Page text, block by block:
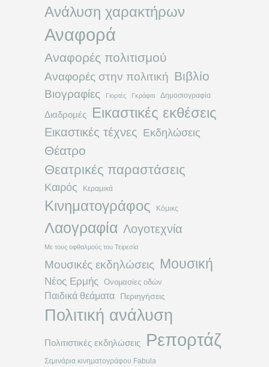
Ανάλυση χαρακτήρων
Αναφορά
Αναφορές πολιτισμού
Αναφορές στην πολιτική Βιβλίο
Βιογραφίες Γιορτές Γκράφιτι Δημοσιογραφία
Διαδρομές Εικαστικές εκθέσεις
Εικαστικές τέχνες Εκδηλώσεις
Θέατρο
Θεατρικές παραστάσεις
Καιρός Κεραμικά
Κινηματογράφος Κόμικς
Λαογραφία Λογοτεχνία
Με τους οφθαλμούς του Τειρεσία
Μουσικές εκδηλώσεις Μουσική
Νέος Ερμής Ονομασίες οδών
Παιδικά θεάματα Περιηγήσεις
Πολιτική ανάλυση
Πολιτιστικές εκδηλώσεις Ρεπορτάζ
Σεμινάρια κινηματογράφου Fabula